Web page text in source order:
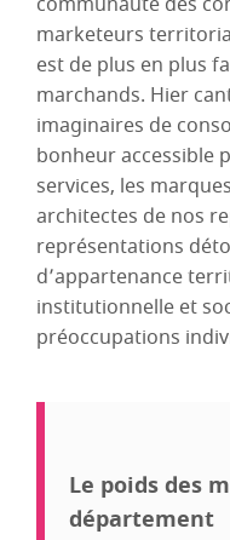
marketeurs
est de plus en plus
marchands. Hier
imaginaires de
bonheur accessible
services, les
architectes de nos
représentations
d’appartenance
institutionnelle et
préoccupations
Le poids des
département